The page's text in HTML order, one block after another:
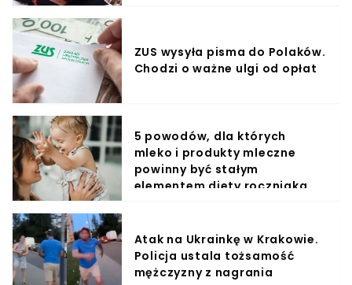
ZUS wysyła pisma do Polaków.
Chodzi o ważne ulgi od opłat
5 powodów, dla których
mleko i produkty mleczne
powinny być stałym
elementem diety roczniaka
Atak na Ukrainkę w Krakowie.
Policja ustala tożsamość
mężczyzny z nagrania